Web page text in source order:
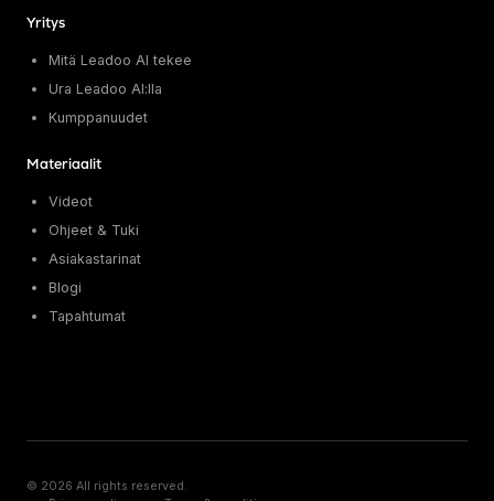
Yritys
Mitä Leadoo AI tekee
Ura Leadoo AI:lla
Kumppanuudet
Materiaalit
Videot
Ohjeet & Tuki
Asiakastarinat
Blogi
Tapahtumat
© 2026 All rights reserved.